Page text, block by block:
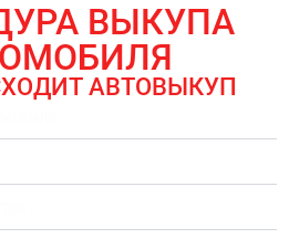
ВЫКУПА
АВТОВЫКУП